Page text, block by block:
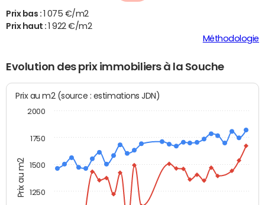
Prix bas :
1 075 €/m2
Prix haut :
1 922 €/m2
Méthodologie
Evolution des prix immobiliers à la Souche
Prix au m2
Prix au m2 (source : estimations JDN)
1250
1500
1750
2000